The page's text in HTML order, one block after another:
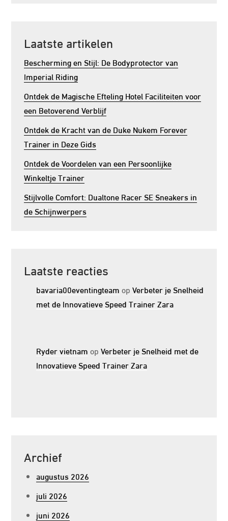
Laatste artikelen
Bescherming en Stijl: De Bodyprotector van
Imperial Riding
Ontdek de Magische Efteling Hotel Faciliteiten voor
een Betoverend Verblijf
Ontdek de Kracht van de Duke Nukem Forever
Trainer in Deze Gids
Ontdek de Voordelen van een Persoonlijke
Winkeltje Trainer
Stijlvolle Comfort: Dualtone Racer SE Sneakers in
de Schijnwerpers
Laatste reacties
bavaria00eventingteam opVerbeter je Snelheid
met de Innovatieve Speed Trainer Zara
Ryder vietnam opVerbeter je Snelheid met de
Innovatieve Speed Trainer Zara
Archief
augustus 2026
juli 2026
juni 2026